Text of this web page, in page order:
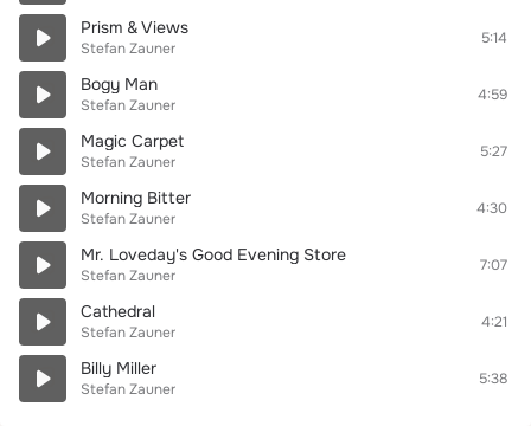
Prism & Views
Stefan Zauner
5:14
Bogy Man
Stefan Zauner
4:59
Magic Carpet
Stefan Zauner
5:27
Morning Bitter
Stefan Zauner
4:30
Mr. Loveday's Good Evening Store
Stefan Zauner
7:07
Cathedral
Stefan Zauner
4:21
Billy Miller
Stefan Zauner
5:38